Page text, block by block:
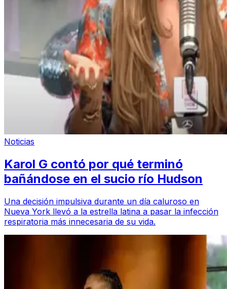
Noticias
Karol G contó por qué terminó
bañándose en el sucio río Hudson
Una decisión impulsiva durante un día caluroso en
Nueva York llevó a la estrella latina a pasar la infección
respiratoria más innecesaria de su vida.